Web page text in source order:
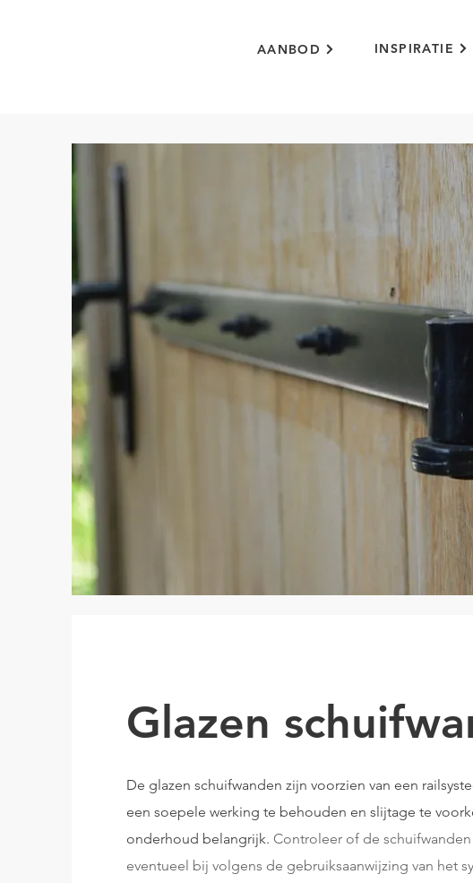
AANBOD INSPIRATIE
Glazen
De glazen schuifwanden zijn voorzien van een
een soepele werking te behouden en slijtage te
onderhoud belangrijk. Controleer of de
eventueel bij volgens de gebruiksaanwijzing van het